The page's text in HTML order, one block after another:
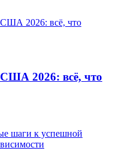
2026: всё, что